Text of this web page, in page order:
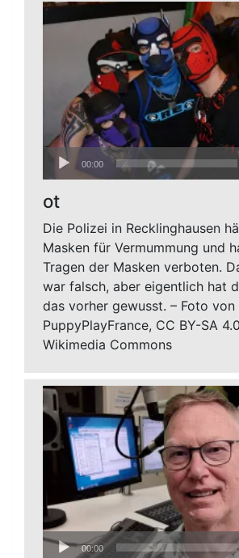
Audio-
Player
00:00
ot
Die Polizei in Recklinghausen
Masken für Vermummung und
Tragen der Masken verboten.
war falsch, aber eigentlich hat
das vorher gewusst. – Foto von
PuppyPlayFrance, CC BY-SA 4.0
Wikimedia Commons
Audio-00:00